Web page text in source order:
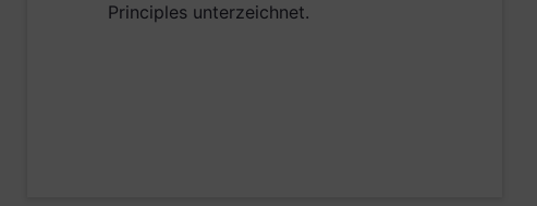
Principles unterzeichnet.